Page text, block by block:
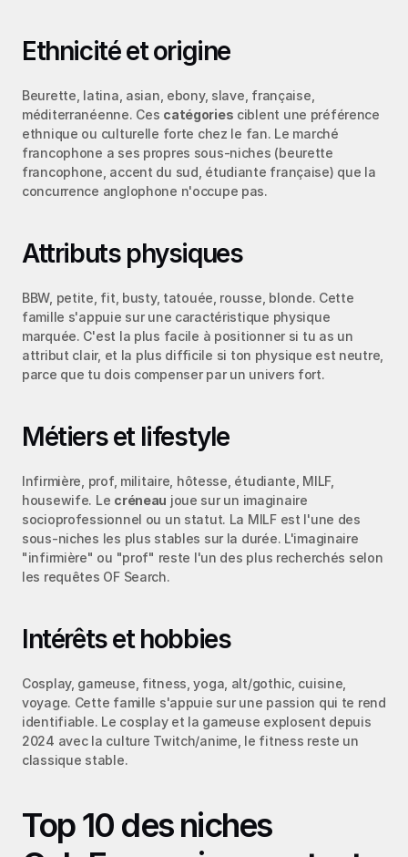
Ethnicité et origine
Beurette, latina, asian, ebony, slave, française,
méditerranéenne. Ces catégories ciblent une préférence
ethnique ou culturelle forte chez le fan. Le marché
francophone a ses propres sous-niches (beurette
francophone, accent du sud, étudiante française) que la
concurrence anglophone n'occupe pas.
Attributs physiques
BBW, petite, fit, busty, tatouée, rousse, blonde. Cette
famille s'appuie sur une caractéristique physique
marquée. C'est la plus facile à positionner si tu as un
attribut clair, et la plus difficile si ton physique est neutre,
parce que tu dois compenser par un univers fort.
Métiers et lifestyle
Infirmière, prof, militaire, hôtesse, étudiante, MILF,
housewife. Le créneau joue sur un imaginaire
socioprofessionnel ou un statut. La MILF est l'une des
sous-niches les plus stables sur la durée. L'imaginaire
"infirmière" ou "prof" reste l'un des plus recherchés selon
les requêtes OF Search.
Intérêts et hobbies
Cosplay, gameuse, fitness, yoga, alt/gothic, cuisine,
voyage. Cette famille s'appuie sur une passion qui te rend
identifiable. Le cosplay et la gameuse explosent depuis
2024 avec la culture Twitch/anime, le fitness reste un
classique stable.
Top 10 des niches